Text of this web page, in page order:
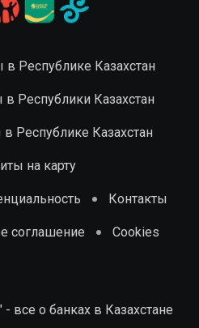
в Республике Казахстан
в Республики Казахстан
Республике Казахстан
на карту
Контакты
соглашение Cookies
все о банках в Казахстане